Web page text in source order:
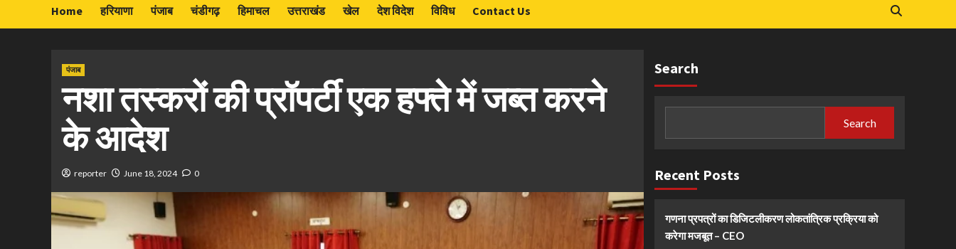
Home हरियाणा पंजाब चंडीगढ़ हिमाचल उत्तराखंड खेल देश विदेश विविध Contact Us
पंजाब
नशा तस्करों की प्रॉपर्टी एक हफ्ते में जब्त करने
के आदेश
reporter June 18, 2024 0
Search
Search
Recent Posts
गणना प्रपत्रों का डिजिटलीकरण लोकतांत्रिक प्रक्रिया को
करेगा मजबूत – CEO